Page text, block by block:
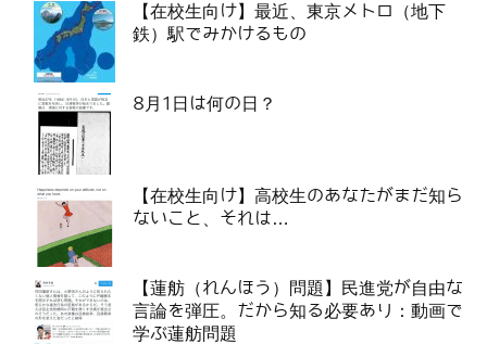
【在校生向け】最近、東京メトロ（地下
鉄）駅でみかけるもの
8月1日は何の日？
【在校生向け】高校生のあなたがまだ知ら
ないこと、それは…
【蓮舫（れんほう）問題】民進党が自由な
言論を弾圧。だから知る必要あり：動画で
学ぶ蓮舫問題